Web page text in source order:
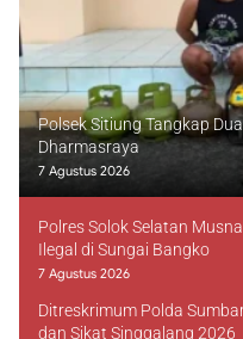
Polsek Sitiung Tangkap
Dharmasraya
7 Agustus 2026
Polres Solok Selatan
Ilegal di Sungai Bangko
7 Agustus 2026
Ditreskrimum Polda
dan Sikat Singgalang 2026